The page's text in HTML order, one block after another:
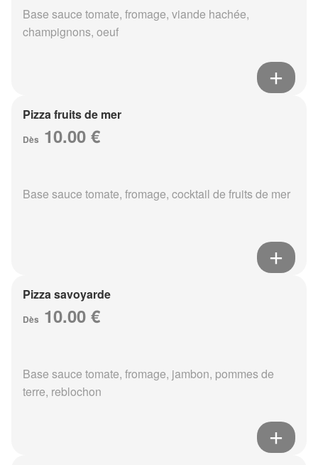
Base sauce tomate, fromage, viande hachée,
champignons, oeuf
Pizza fruits de mer
Dès 10.00 €
Base sauce tomate, fromage, cocktail de fruits de mer
Pizza savoyarde
Dès 10.00 €
Base sauce tomate, fromage, jambon, pommes de
terre, reblochon